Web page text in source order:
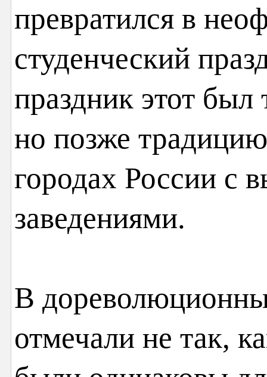
превратился в
студенческий
праздник этот
но позже
городах России с
заведениями.
В
отмечали не так,